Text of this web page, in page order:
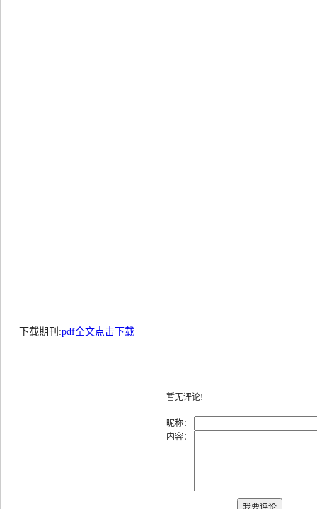
下载期刊:pdf全文点击下载
暂无评论!
昵称：
内容：